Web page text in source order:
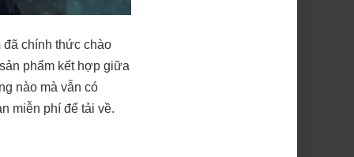
đã chính thức chào
phẩm kết hợp giữa
nào mà vẫn có
miễn phí để tải về.